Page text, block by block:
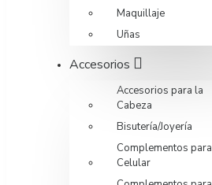
Maquillaje
Uñas
Accesorios
Accesorios para la
Cabeza
Bisutería/Joyería
Complementos para
Celular